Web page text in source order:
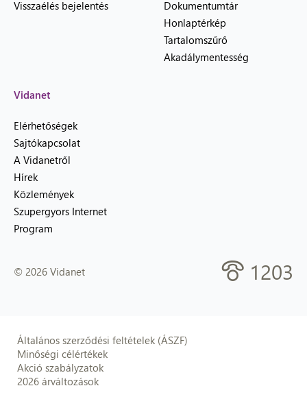
Visszaélés bejelentés
Dokumentumtár
Honlaptérkép
Tartalomszűrő
Akadálymentesség
Vidanet
Elérhetőségek
Sajtókapcsolat
A Vidanetről
Hírek
Közlemények
Szupergyors Internet
Program
© 2026 Vidanet 1203
Általános szerződési feltételek (ÁSZF)
Minőségi célértékek
Akció szabályzatok
2026 árváltozások